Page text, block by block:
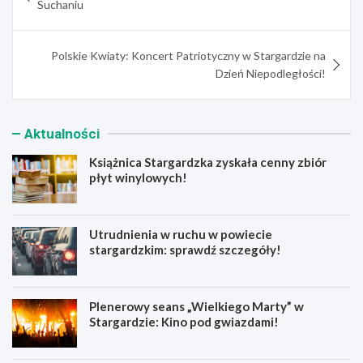
Suchaniu
Polskie Kwiaty: Koncert Patriotyczny w Stargardzie na
Dzień Niepodległości!
Aktualności
Książnica Stargardzka zyskała cenny zbiór
płyt winylowych!
Utrudnienia w ruchu w powiecie
stargardzkim: sprawdź szczegóły!
Plenerowy seans „Wielkiego Marty” w
Stargardzie: Kino pod gwiazdami!